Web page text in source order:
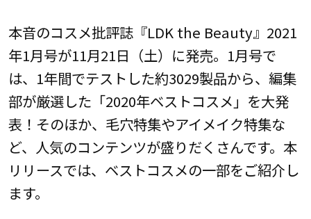
本音のコスメ批評誌『LDK the Beauty』2021
年1月号が11月21日（土）に発売。1月号で
は、1年間でテストした約3029製品から、編集
部が厳選した「2020年ベストコスメ」を大発
表！そのほか、毛穴特集やアイメイク特集な
ど、人気のコンテンツが盛りだくさんです。本
リリースでは、ベストコスメの一部をご紹介し
ます。